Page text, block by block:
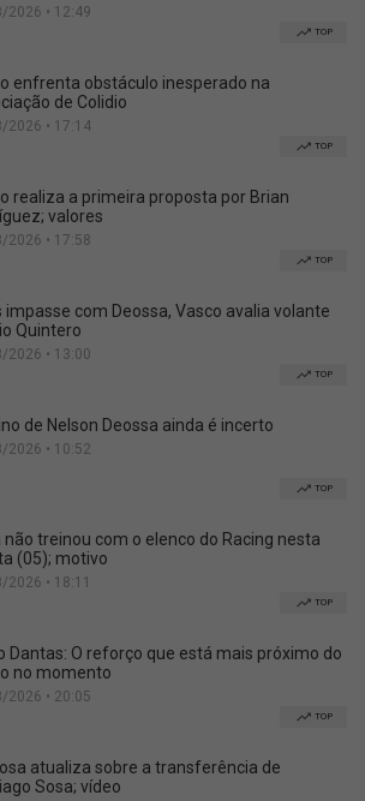
2026 • 12:49
TOP
enfrenta obstáculo inesperado na
de Colidio
2026 • 17:14
TOP
realiza a primeira proposta por Brian
valores
2026 • 17:58
TOP
impasse com Deossa, Vasco avalia volante
Quintero
2026 • 13:00
TOP
de Nelson Deossa ainda é incerto
2026 • 10:52
TOP
não treinou com o elenco do Racing nesta
(05); motivo
• 18:11
TOP
Dantas: O reforço que está mais próximo do
no momento
2026 • 20:05
TOP
atualiza sobre a transferência de
Sosa; vídeo